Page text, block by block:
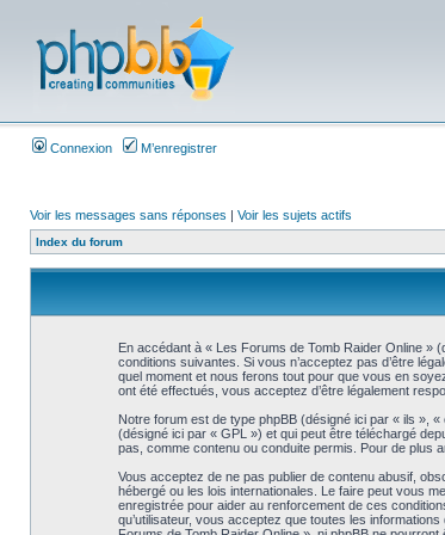
Connexion M’enregistrer
Voir les messages sans réponses | Voir les sujets actifs
Index du forum
En accédant à « Les Forums de Tomb Raider Online »
conditions suivantes. Si vous n’acceptez pas d’être
quel moment et nous ferons tout pour que vous en
ont été effectués, vous acceptez d’être légalement
Notre forum est de type phpBB (désigné ici par « ils »,
(désigné ici par « GPL ») et qui peut être téléchargé
pas, comme contenu ou conduite permis. Pour de plus
Vous acceptez de ne pas publier de contenu abusif,
hébergé ou les lois internationales. Le faire peut vous
enregistrée pour aider au renforcement de ces
qu’utilisateur, vous acceptez que toutes les